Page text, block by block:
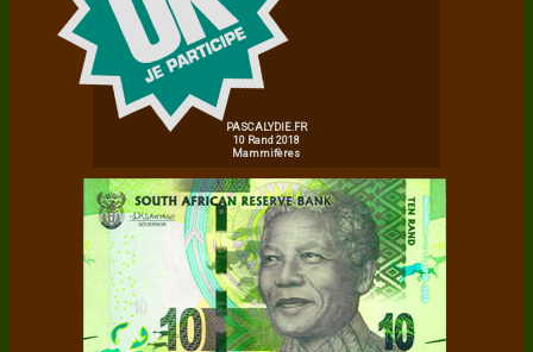
PASCALYDIE.FR
10 Rand 2018
Mammifères